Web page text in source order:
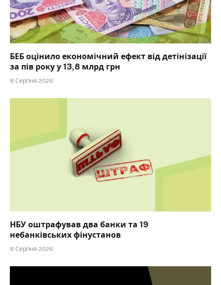
БЕБ оцінило економічний ефект від детінізації
за пів року у 13,8 млрд грн
8 Серпня 2026
НБУ оштрафував два банки та 19
небанківських фінустанов
8 Серпня 2026